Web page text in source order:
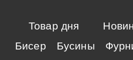
Товар дня
Бисер
Бусины